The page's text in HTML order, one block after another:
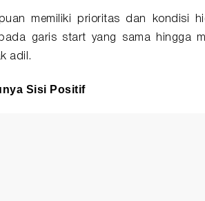
memiliki prioritas dan kondisi
garis start yang sama hingga
adil.
Sisi Positif